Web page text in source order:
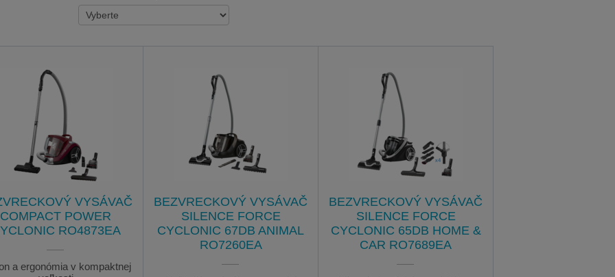
VYSÁVAČ
COMPACT POWER
RO4873EA
a ergonómia v kompaktnej
BEZVRECKOVÝ VYSÁVAČ
SILENCE FORCE
CYCLONIC 67DB ANIMAL
RO7260EA
BEZVRECKOVÝ VYSÁVAČ
SILENCE FORCE
CYCLONIC 65DB HOME &
CAR RO7689EA